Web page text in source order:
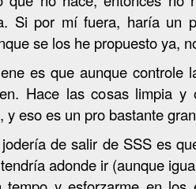
Si por mí fuera, haría un
se los he propuesto ya,
es que aunque controle
Hace las cosas limpia y
y eso es un pro bastante
de salir de SSS es
adonde ir (aunque